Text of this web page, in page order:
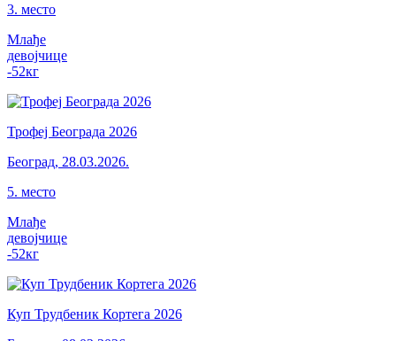
3. место
Млађе
девојчице
-52кг
Трофеј Београда 2026
Београд, 28.03.2026.
5. место
Млађе
девојчице
-52кг
Куп Трудбеник Кортега 2026